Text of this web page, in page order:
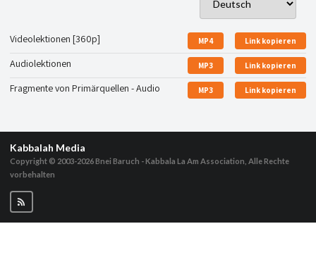
Videolektionen [360p] MP4 Link kopieren
Audiolektionen MP3 Link kopieren
Fragmente von Primärquellen - Audio MP3 Link kopieren
Kabbalah Media
Copyright © 2003-2026Bnei Baruch - Kabbala La Am Association, Alle Rechte
vorbehalten